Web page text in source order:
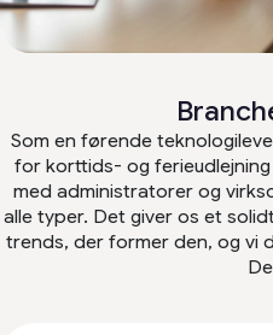
Som en førende
for korttids- og
med administratorer og
alle typer. Det giver os et
trends, der former den, og vi